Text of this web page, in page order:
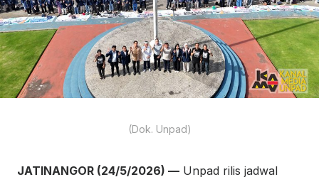
(Dok. Unpad)
JATINANGOR (24/5/2026) — Unpad rilis jadwal